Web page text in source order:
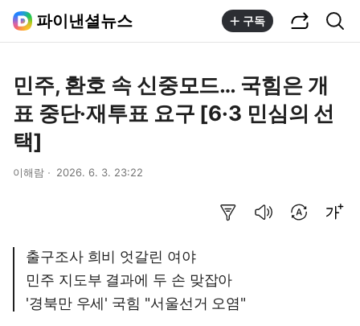
파이낸셜뉴스 구독
민주, 환호 속 신중모드… 국힘은 개
표 중단·재투표 요구 [6·3 민심의 선
택]
이해람 2026. 6. 3. 23:22
출구조사 희비 엇갈린 여야
민주 지도부 결과에 두 손 맞잡아
'경북만 우세' 국힘 "서울선거 오염"